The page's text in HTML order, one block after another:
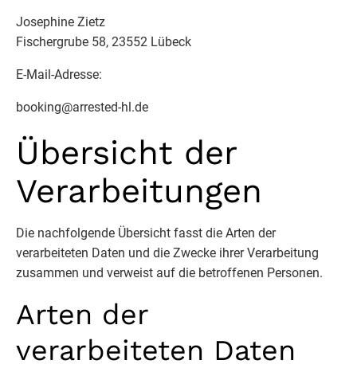
Josephine Zietz
Fischergrube 58, 23552 Lübeck
E-Mail-Adresse:
booking@arrested-hl.de
Übersicht der
Verarbeitungen
Die nachfolgende Übersicht fasst die Arten der
verarbeiteten Daten und die Zwecke ihrer Verarbeitung
zusammen und verweist auf die betroffenen Personen.
Arten der
verarbeiteten Daten